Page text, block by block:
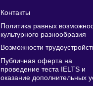
Контакты
Политика равных
культурного разнообразия
Возможности
Публичная оферта на
проведение теста IELTS и
оказание дополнительных